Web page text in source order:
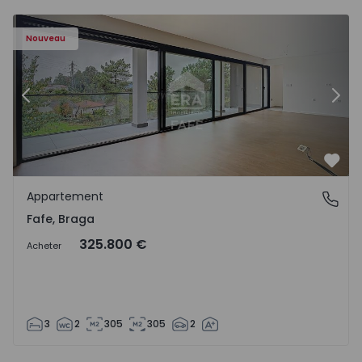
Nouveau
Précédent
Fafe, Braga
Appartement
Fafe, Braga
Acheter 325.800 €
3 2 305 305 2